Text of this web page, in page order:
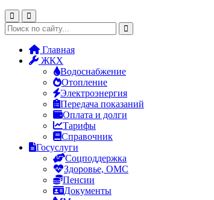
Главная
ЖКХ
Водоснабжение
Отопление
Электроэнергия
Передача показаний
Оплата и долги
Тарифы
Справочник
Госуслуги
Соцподдержка
Здоровье, ОМС
Пенсии
Документы